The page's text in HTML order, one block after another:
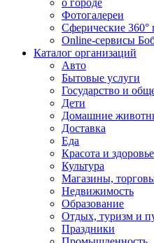
о городе
Фотогалереи
Сферические
Online-сервисы
Каталог организаций
Авто
Бытовые услуги
Государство и
Дети
Домашние
Доставка
Еда
Красота и здоровье
Культура
Магазины,
Недвижимость
Образование
Отдых, туризм и
Праздники